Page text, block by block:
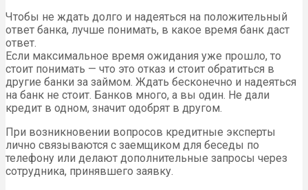
Чтобы не ждать долго и надеяться на положительный
ответ банка, лучше понимать, в какое время банк даст
ответ.
Если максимальное время ожидания уже прошло, то
стоит понимать — что это отказ и стоит обратиться в
другие банки за займом. Ждать бесконечно и надеяться
на банк не стоит. Банков много, а вы один. Не дали
кредит в одном, значит одобрят в другом.
При возникновении вопросов кредитные эксперты
лично связываются с заемщиком для беседы по
телефону или делают дополнительные запросы через
сотрудника, принявшего заявку.